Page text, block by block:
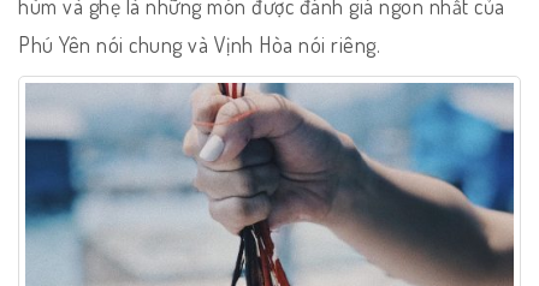
hùm và ghẹ là những món được đánh giá ngon nhất của
Phú Yên nói chung và Vịnh Hòa nói riêng.